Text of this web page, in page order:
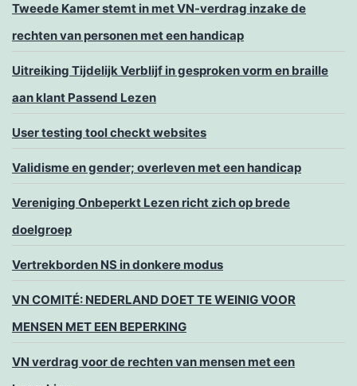
Tweede Kamer stemt in met VN-verdrag inzake de
rechten van personen met een handicap
Uitreiking Tijdelijk Verblijf in gesproken vorm en braille
aan klant Passend Lezen
User testing tool checkt websites
Validisme en gender; overleven met een handicap
Vereniging Onbeperkt Lezen richt zich op brede
doelgroep
Vertrekborden NS in donkere modus
VN COMITÉ: NEDERLAND DOET TE WEINIG VOOR
MENSEN MET EEN BEPERKING
VN verdrag voor de rechten van mensen met een